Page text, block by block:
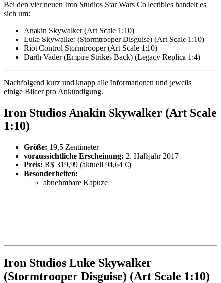
Bei den vier neuen Iron Studios Star Wars Collectibles handelt es
sich um:
Anakin Skywalker (Art Scale 1:10)
Luke Skywalker (Stormtrooper Disguise) (Art Scale 1:10)
Riot Control Stormtrooper (Art Scale 1:10)
Darth Vader (Empire Strikes Back) (Legacy Replica 1:4)
Nachfolgend kurz und knapp alle Informationen und jeweils
einige Bilder pro Ankündigung.
Iron Studios Anakin Skywalker (Art Scale
1:10)
Größe: 19,5 Zentimeter
voraussichtliche Erscheinung: 2. Halbjahr 2017
Preis: R$ 319,99 (aktuell 94,64 €)
Besonderheiten:
abnehmbare Kapuze
Iron Studios Luke Skywalker
(Stormtrooper Disguise) (Art Scale 1:10)